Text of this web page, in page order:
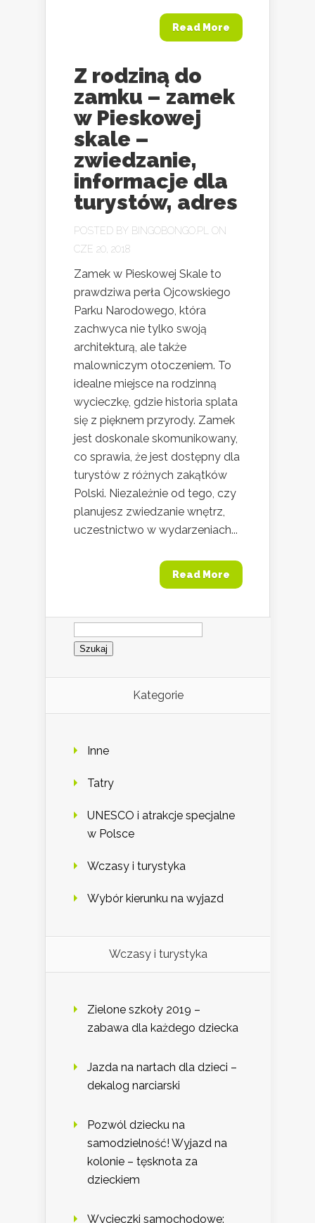
Read More
Z rodziną do
zamku – zamek
w Pieskowej
skale –
zwiedzanie,
informacje dla
turystów, adres
POSTED BY BINGOBONGO.PL
ON
CZE 20, 2018
Zamek w Pieskowej Skale to
prawdziwa perła Ojcowskiego
Parku Narodowego, która
zachwyca nie tylko swoją
architekturą, ale także
malowniczym otoczeniem. To
idealne miejsce na rodzinną
wycieczkę, gdzie historia splata
się z pięknem przyrody. Zamek
jest doskonale skomunikowany,
co sprawia, że jest dostępny dla
turystów z różnych zakątków
Polski. Niezależnie od tego, czy
planujesz zwiedzanie wnętrz,
uczestnictwo w wydarzeniach...
Read More
Szukaj:
Kategorie
Inne
Tatry
UNESCO i atrakcje specjalne
w Polsce
Wczasy i turystyka
Wybór kierunku na wyjazd
Wczasy i turystyka
Zielone szkoły 2019 –
zabawa dla każdego dziecka
Jazda na nartach dla dzieci –
dekalog narciarski
Pozwól dziecku na
samodzielność! Wyjazd na
kolonie – tęsknota za
dzieckiem
Wycieczki samochodowe: